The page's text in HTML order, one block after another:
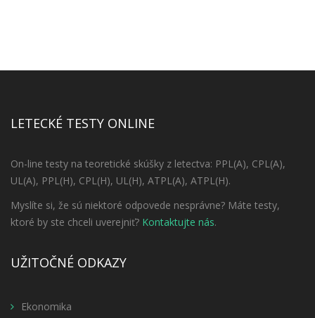
LETECKÉ TESTY ONLINE
On-line testy na teoretické skúšky z letectva: PPL(A), CPL(A),
UL(A), PPL(H), CPL(H), UL(H), ATPL(A), ATPL(H).
Myslíte si, že sú niektoré odpovede nesprávne? Máte testy,
ktoré by ste chceli uverejniť? Kontaktujte nás.
UŽITOČNÉ ODKAZY
Ekonomika